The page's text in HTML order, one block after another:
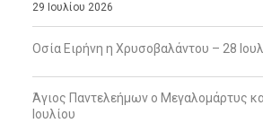
29 Ιουλίου 2026
Οσία Ειρήνη η Χρυσοβαλάντου – 28
Άγιος Παντελεήμων ο Μεγαλομάρτυς
Ιουλίου